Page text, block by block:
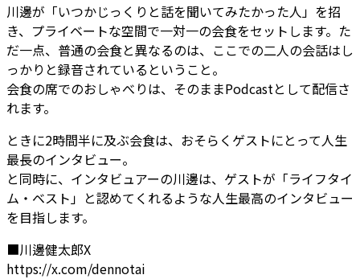
川邊が「いつかじっくりと話を聞いてみたかった人」を招
き、プライベートな空間で一対一の会食をセットします。た
だ一点、普通の会食と異なるのは、ここでの二人の会話はし
っかりと録音されているということ。
会食の席でのおしゃべりは、そのままPodcastとして配信さ
れます。
ときに2時間半に及ぶ会食は、おそらくゲストにとって人生
最長のインタビュー。
と同時に、インタビュアーの川邊は、ゲストが「ライフタイ
ム・ベスト」と認めてくれるような人生最高のインタビュー
を目指します。
■川邊健太郎X
https://x.com/dennotai